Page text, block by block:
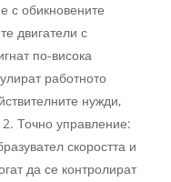
с обикновените
двигатели с
по-висока
работното
нужди,
2. Точно управление:
скоростта и
да се контролират